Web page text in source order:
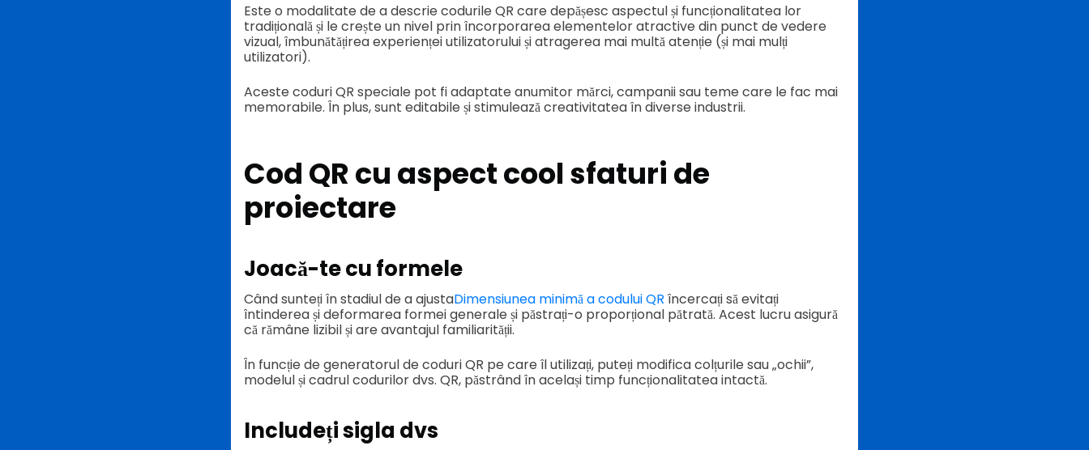
Este o modalitate de a descrie codurile QR care depășesc aspectul și funcționalitatea lor
tradițională și le crește un nivel prin încorporarea elementelor atractive din punct de vedere
vizual, îmbunătățirea experienței utilizatorului și atragerea mai multă atenție (și mai mulți
utilizatori).
Aceste coduri QR speciale pot fi adaptate anumitor mărci, campanii sau teme care le fac mai
memorabile. În plus, sunt editabile și stimulează creativitatea în diverse industrii.
Cod QR cu aspect coolsfaturi de
proiectare
Joacă-te cu formele
Când sunteți în stadiul de a ajustaDimensiunea minimă a codului QR încercați să evitați
întinderea și deformarea formei generale și păstrați-o proporțional pătrată. Acest lucru asigură
că rămâne lizibil și are avantajul familiarității.
În funcție de generatorul de coduri QR pe care îl utilizați, puteți modifica colțurile sau „ochii”,
modelul și cadrul codurilor dvs. QR, păstrând în același timp funcționalitatea intactă.
Includeți sigla dvs